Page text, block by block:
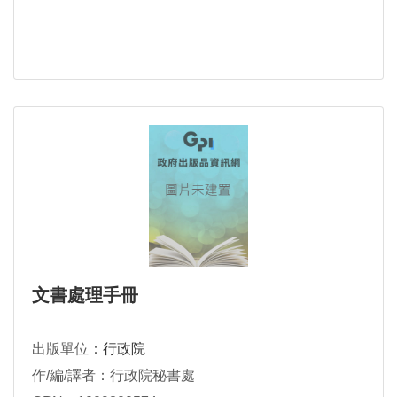
文書處理手冊
出版單位： 行政院
作/編/譯者：行政院秘書處